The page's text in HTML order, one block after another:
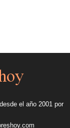
el año 2001 por